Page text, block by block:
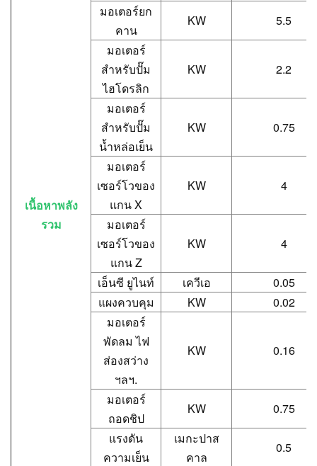
เนื้อหาพลัง
รวม
มอเตอร์ยก
คาน
KW
5.5
มอเตอร์
สำหรับปั๊ม
ไฮโดรลิก
KW 2.2
มอเตอร์
สำหรับปั๊ม
น้ำหล่อเย็น
KW 0.75
มอเตอร์
เซอร์โวของ
แกน X
KW 4
มอเตอร์
เซอร์โวของ
แกน Z
KW 4
เอ็นซี ยูไนท์ เควีเอ
0.05
แผงควบคุม
KW
0.02
มอเตอร์
พัดลม ไฟ
ส่องสว่าง
ฯลฯ.
KW 0.16
มอเตอร์
ถอดชิป
KW
0.75
แรงดัน
ความเย็น
เมกะปาส
คาล
0.5